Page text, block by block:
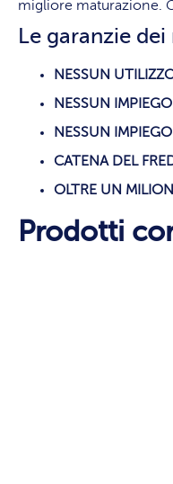
migliore maturazione.
Le garanzie
NESSUN
NESSUN
NESSUN
CATENA DEL
OLTRE UN
Prodotti